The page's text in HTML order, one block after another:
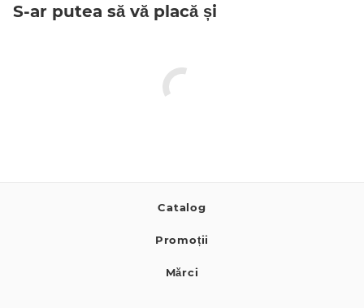
S-ar putea să vă placă și
Catalog
Promoții
Mărci